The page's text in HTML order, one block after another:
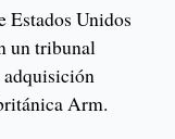
Estados Unidos
un tribunal
adquisición
Arm.